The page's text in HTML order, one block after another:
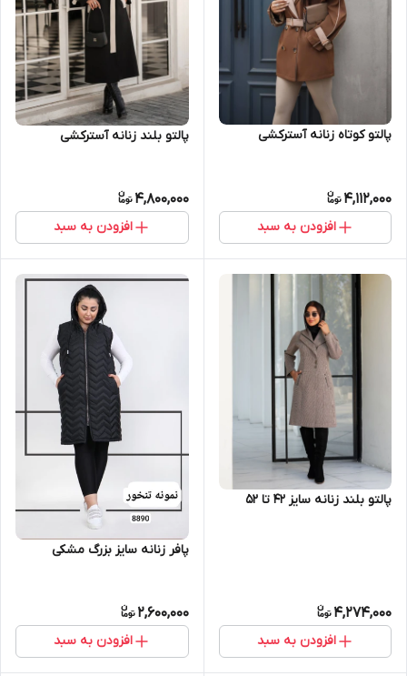
پالتو کوتاه زنانه آسترکشی
4,112,000
افزودن به سبد
پالتو بلند زنانه آسترکشی
4,800,000
افزودن به سبد
پالتو بلند زنانه سایز ۴۲ تا ۵۲
4,274,000
افزودن به سبد
پافر زنانه سایز بزرگ مشکی
2,600,000
افزودن به سبد